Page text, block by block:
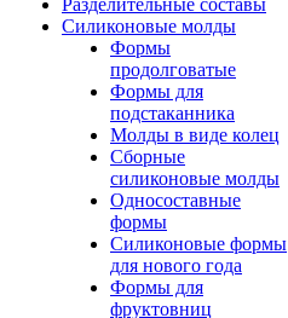
Разделительные составы
Силиконовые молды
Формы
продолговатые
Формы для
подстаканника
Молды в виде колец
Сборные
силиконовые молды
Односоставные
формы
Силиконовые формы
для нового года
Формы для
фруктовниц